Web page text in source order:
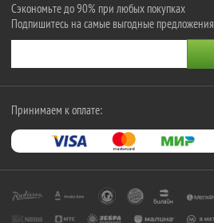
Сэкономьте до 90% при любых покупках
Подпишитесь на самые выгодные предложения
Принимаем к оплате: